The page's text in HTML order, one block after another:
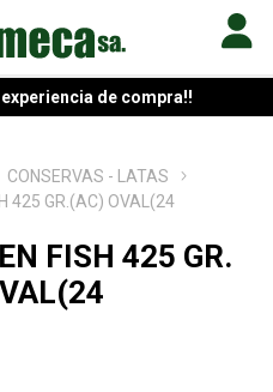
experiencia de compra!!
CONSERVAS - LATAS
425 GR.(AC) OVAL(24
FISH 425 GR.